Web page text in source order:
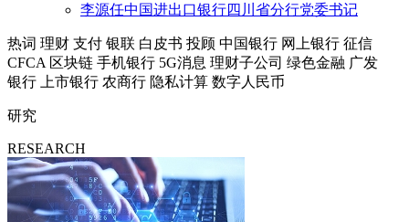
李源任中国进出口银行四川省分行党委书记
热词 理财 支付 银联 白皮书 投顾 中国银行 网上银行 征信
CFCA 区块链 手机银行 5G消息 理财子公司 绿色金融 广发
银行
上市银行 农商行 隐私计算 数字人民币
研究
RESEARCH